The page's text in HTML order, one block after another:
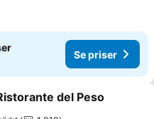
Se priser
till i Mina Favoriter
del Peso